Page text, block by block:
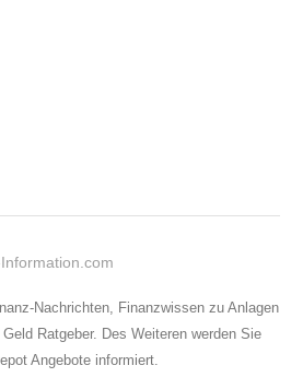
Nachrichten, Finanzwissen zu Anlagen
Ratgeber. Des Weiteren werden Sie
Angebote informiert.